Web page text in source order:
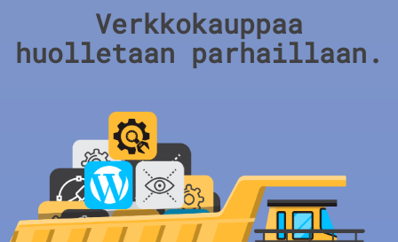
Verkkokauppaa
huolletaan parhaillaan.